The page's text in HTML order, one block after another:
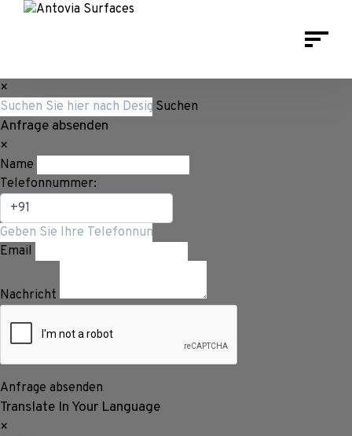
×
Suchen
Anfrage absenden
×
Name
Telefonnummer:
Email
Nachricht
Anfrage absenden
Translate In Your Language
×